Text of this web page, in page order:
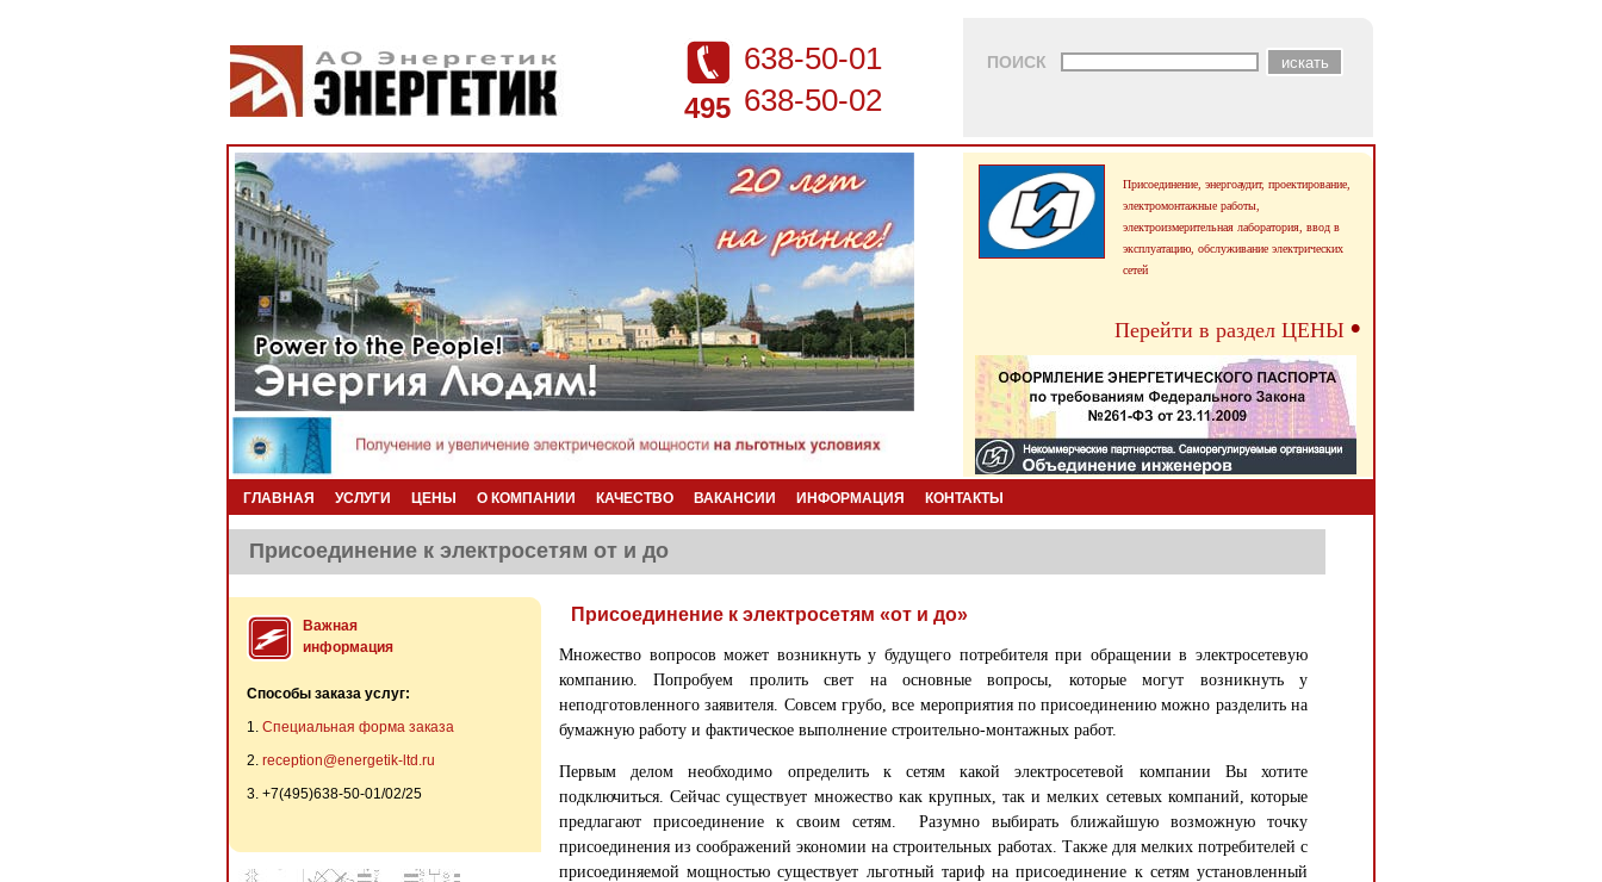
495
638-50-01
638-50-02
ПОИСК
Присоединение, энергоаудит, проектирование,
электромонтажные работы,
электроизмерительная лаборатория, ввод в
эксплуатацию, обслуживание электрических
сетей
Перейти в раздел ЦЕНЫ •
ГЛАВНАЯ УСЛУГИ ЦЕНЫ О КОМПАНИИ КАЧЕСТВО ВАКАНСИИ ИНФОРМАЦИЯ КОНТАКТЫ
Присоединение к электросетям от и до
Важная
информация
Способы заказа услуг:
1. Специальная форма заказа
2. reception@energetik-ltd.ru
3. +7(495)638-50-01/02/25
Присоединение к электросетям «от и до»
Множество вопросов может возникнуть у будущего потребителя при обращении в электросетевую
компанию. Попробуем пролить свет на основные вопросы, которые могут возникнуть у
неподготовленного заявителя. Совсем грубо, все мероприятия по присоединению можно разделить на
бумажную работу и фактическое выполнение строительно-монтажных работ.
Первым делом необходимо определить к сетям какой электросетевой компании Вы хотите
подключиться. Сейчас существует множество как крупных, так и мелких сетевых компаний, которые
предлагают присоединение к своим сетям. Разумно выбирать ближайшую возможную точку
присоединения из соображений экономии на строительных работах. Также для мелких потребителей с
присоединяемой мощностью существует льготный тариф на присоединение к сетям установленный